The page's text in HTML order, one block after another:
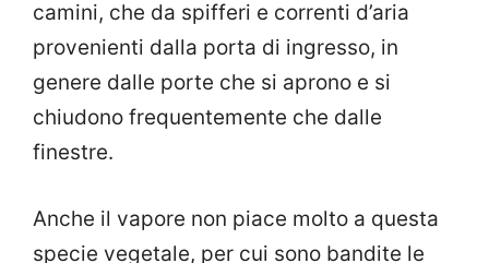
camini, che da spifferi e correnti d’aria
provenienti dalla porta di ingresso, in
genere dalle porte che si aprono e si
chiudono frequentemente che dalle
finestre.
Anche il vapore non piace molto a questa
specie vegetale, per cui sono bandite le